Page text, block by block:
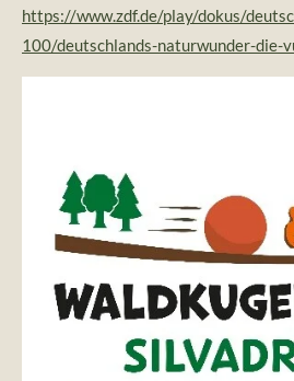
https://www.zdf.de/play/dokus/
100/deutschlands-naturwunder-die-